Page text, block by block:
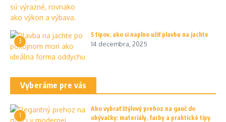
3
5 tipov, ako si naplno užiť plavbu na jachte
14 decembra, 2025
Vyberáme pre vás
1
Ako vybrať štýlový prehoz na gauč do
obývačky: materiály, farby a praktické tipy